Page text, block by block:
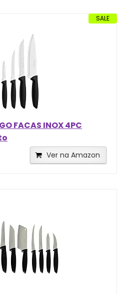
SALE
FACAS INOX 4PC
Ver na Amazon